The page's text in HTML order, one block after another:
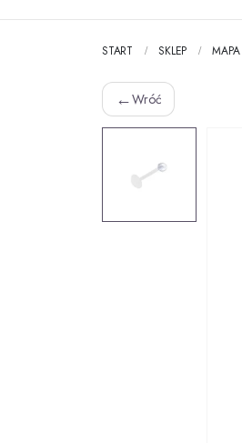
START SKLEP
←Wróć